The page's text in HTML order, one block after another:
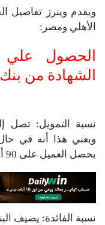
الأهلي ومصر:
الحصول
الشهادة من
يحصل العميل على 90 ألف جنيه كاش.